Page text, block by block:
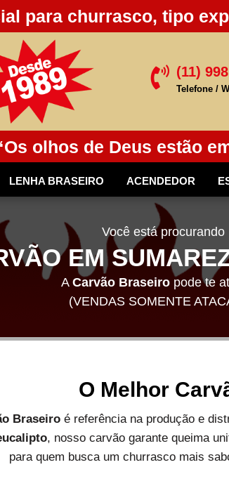
para churrasco, tipo
 (11)
Telefone /
olhos de Deus estão
LENHA BRASEIRO ACENDEDOR
Você está procurando
EM
A Carvão Braseiropode te
(VENDAS SOMENTE
O Melhor
Braseiro é referência na produção e
, nosso carvão garante queima
para quem busca um churrasco mais